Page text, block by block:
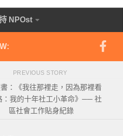
NPOst
PREVIOUS STORY
：《我往那裡走，因為那裡看
：我的十年社工小革命》── 社
區社會工作貼身紀錄